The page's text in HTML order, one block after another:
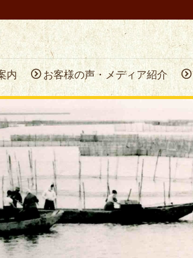
内 お客様の声・メディア紹介